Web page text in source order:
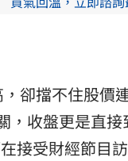
角頭千金」 16:15
還沒找到
，卻擋不住股
，收盤更是直
接受財經節目